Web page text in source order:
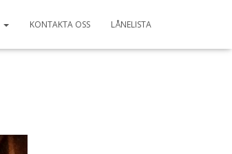
KONTAKTA OSS LÅNELISTA